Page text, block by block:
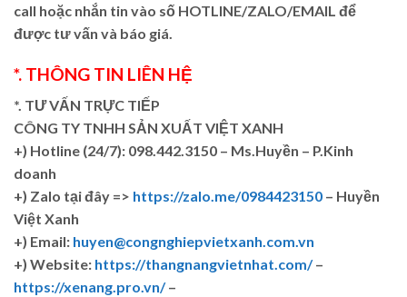
call hoặc nhắn tin vào số HOTLINE/ZALO/EMAIL để
được tư vấn và báo giá.
*. THÔNG TIN LIÊN HỆ
*. TƯ VẤN TRỰC TIẾP
CÔNG TY TNHH SẢN XUẤT VIỆT XANH
+) Hotline (24/7): 098.442.3150 – Ms.Huyền – P.Kinh
doanh
+) Zalo tại đây => https://zalo.me/0984423150 – Huyền
Việt Xanh
+) Email: huyen@congnghiepvietxanh.com.vn
+) Website: https://thangnangvietnhat.com/–
https://xenang.pro.vn/–